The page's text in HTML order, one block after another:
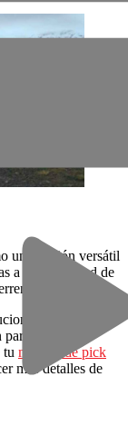
una opción versátil
a su capacidad de
no solo
incorporar
tu modelo de pick
más detalles de